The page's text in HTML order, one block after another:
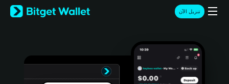
English
日本語
Türkçe
تنزيل الآن